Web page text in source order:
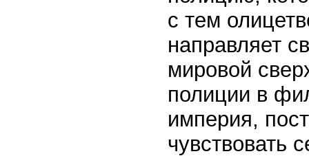
с тем
направляет
мировой
полиции в
империя,
чувствовать